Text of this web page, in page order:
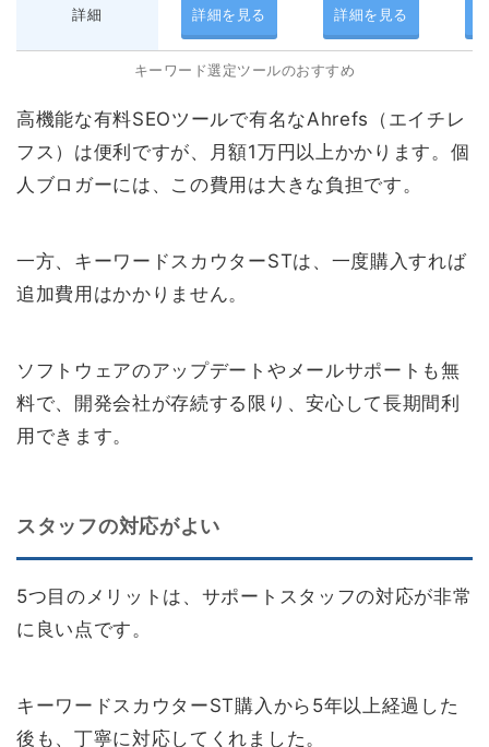
詳細 詳細を見る 詳細を見る
キーワード選定ツールのおすすめ
高機能な有料SEOツールで有名なAhrefs（エイチレ
フス）は便利ですが、月額1万円以上かかります。個
人ブロガーには、この費用は大きな負担です。
一方、キーワードスカウターSTは、一度購入すれば
追加費用はかかりません。
ソフトウェアのアップデートやメールサポートも無
料で、開発会社が存続する限り、安心して長期間利
用できます。
スタッフの対応がよい
5つ目のメリットは、サポートスタッフの対応が非常
に良い点です。
キーワードスカウターST購入から5年以上経過した
後も、丁寧に対応してくれました。